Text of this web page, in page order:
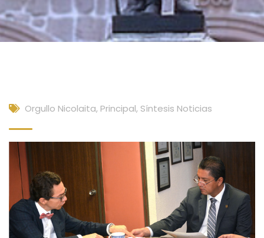
Orgullo Nicolaita, Principal, Síntesis Noticias